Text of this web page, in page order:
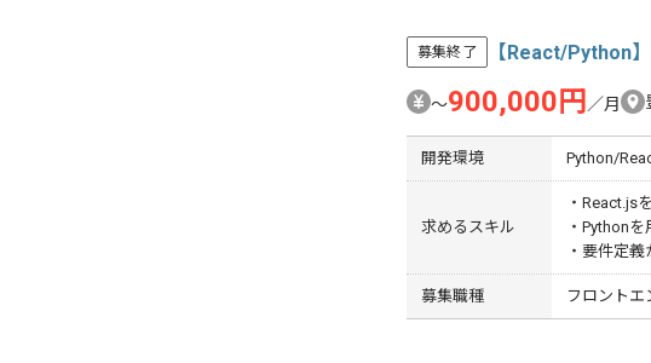
募集終了 【React/Python
〜900,000円 ／月
開発環境 Python/
求めるスキル
・React.js
・Python
・要件定
募集職種 フロントエ